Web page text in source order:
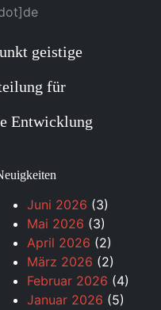
geistige
für
Entwicklung
Juni 2026 (3)
Mai 2026 (3)
April 2026 (2)
März 2026 (2)
Februar 2026 (4)
Januar 2026 (5)